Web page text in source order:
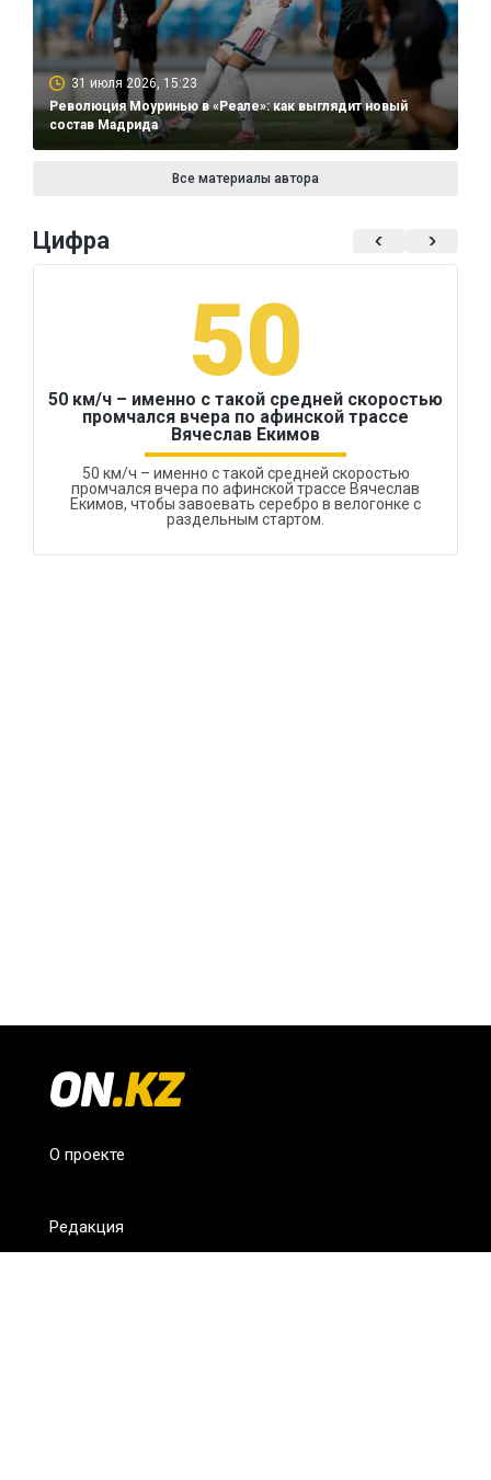
31 июля 2026, 15:23
Революция Моуринью в «Реале»: как выглядит новый
состав Мадрида
Все материалы автора
Цифра
50
50 км/ч – именно с такой средней скоростью
промчался вчера по афинской трассе
Вячеслав Екимов
50 км/ч – именно с такой средней скоростью
промчался вчера по афинской трассе Вячеслав
Екимов, чтобы завоевать серебро в велогонке с
раздельным стартом.
О проекте
Редакция